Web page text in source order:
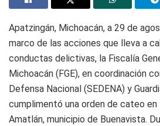
Apatzingán, Michoacán, a 29 de
marco de las acciones que lleva a
conductas delictivas, la Fiscalía
Michoacán (FGE), en coordinación
Defensa Nacional (SEDENA) y
cumplimentó una orden de cateo en
Amatlán, municipio de Buenavista.